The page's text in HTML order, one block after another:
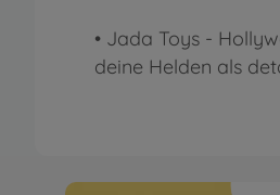
• Jada Toys -
deine Helden als